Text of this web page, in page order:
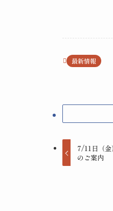
最新情報
7/11日（金
のご案内